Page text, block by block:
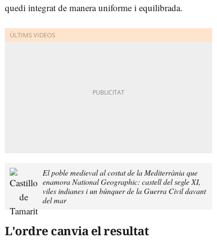
quedi integrat de manera uniforme i equilibrada.
El poble medieval al costat de la Mediterrània que
enamora National Geographic: castell del segle XI,
viles indianes i un búnquer de la Guerra Civil davant
del mar
L'ordre canvia el resultat